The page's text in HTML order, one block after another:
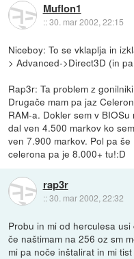
Muflon1
::30. mar 2002, 22:15
Niceboy: To se vklaplja in
> Advanced->Direct3D (in
Rap3r: Ta problem z
Drugače mam pa jaz
RAM-a. Dokler sem v
dal ven 4.500 markov ko
ven 7.900 markov. Pol pa
celerona pa je 8.000+ tu!:D
rap3r
::30. mar 2002, 22:32
Probu in mi od herculesa
če naštimam na 256 oz sm
mi pa noče inštalirat in mi